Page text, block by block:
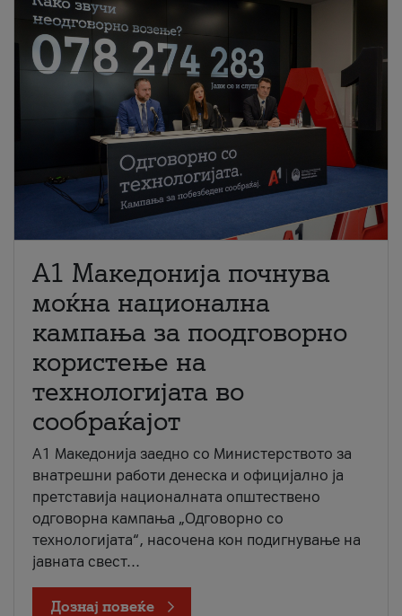
A1 Македонија почнува
моќна национална
кампања за поодговорно
користење на
технологијата во
сообраќајот
A1 Македонија заедно со Министерството за
внатрешни работи денеска и официјално ја
претставија националната општествено
одговорна кампања „Одговорно со
технологијата“, насочена кон подигнување на
јавната свест...
Дознај повеќе